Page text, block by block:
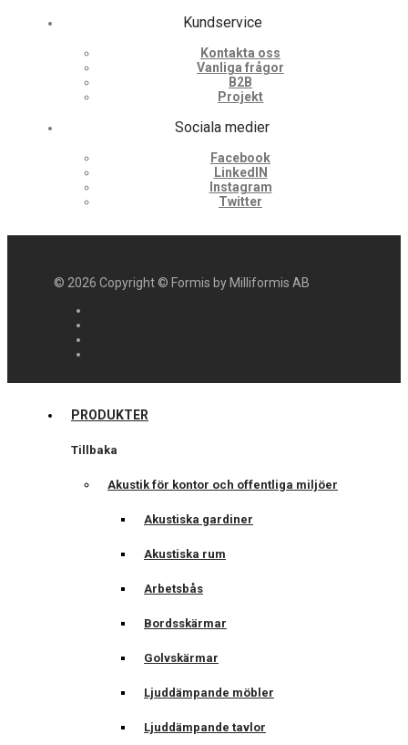
Kundservice
Kontakta oss
Vanliga frågor
B2B
Projekt
Sociala medier
Facebook
LinkedIN
Instagram
Twitter
© 2026 Copyright © Formis by Milliformis AB
PRODUKTER
Tillbaka
Akustik för kontor och offentliga miljöer
Akustiska gardiner
Akustiska rum
Arbetsbås
Bordsskärmar
Golvskärmar
Ljuddämpande möbler
Ljuddämpande tavlor